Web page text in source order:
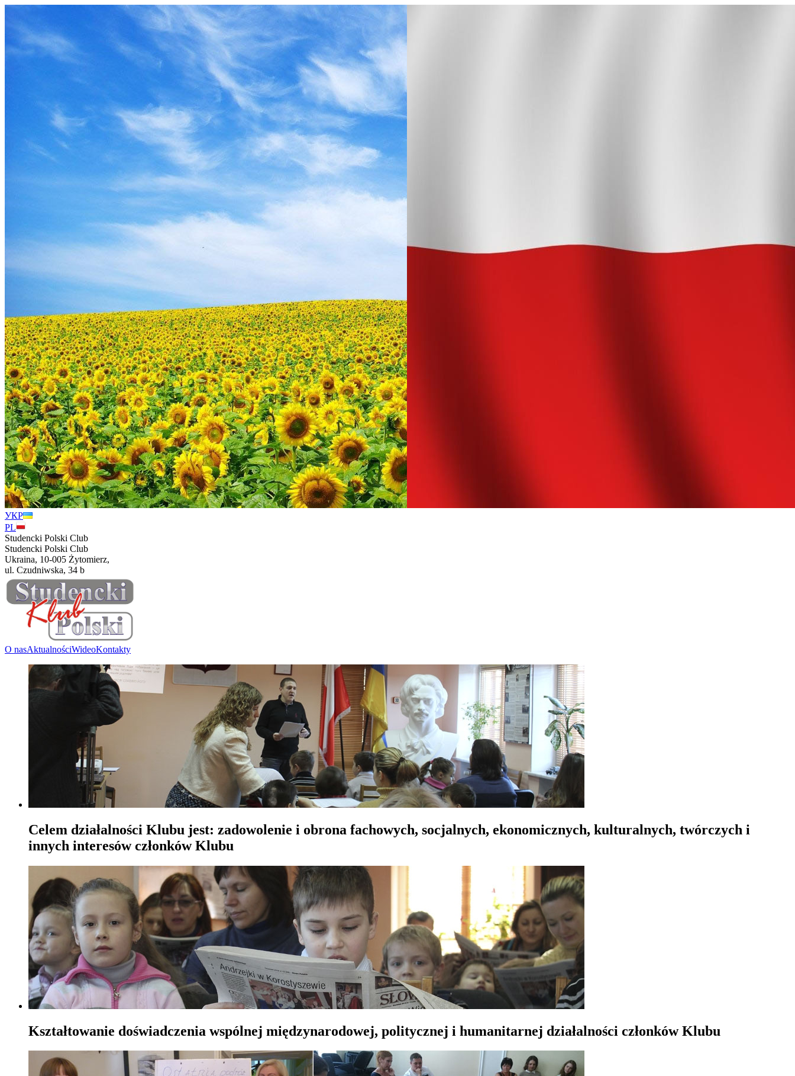
УКР
PL
Studencki Polski Club
Studencki Polski Club
Ukraina, 10-005 Żytomierz,
ul. Czudniwska, 34 b
O nasAktualnościWideoKontakty
Celem działalności Klubu jest: zadowolenie i obrona fachowych, socjalnych, ekonomicznych, kulturalnych, twórczych i
innych interesów członków Klubu
Kształtowanie doświadczenia wspólnej międzynarodowej, politycznej i humanitarnej działalności członków Klubu